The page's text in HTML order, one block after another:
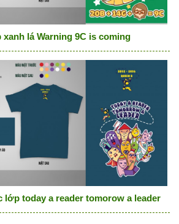
xanh lá Warning 9C is coming
lớp today a reader tomorow a leader